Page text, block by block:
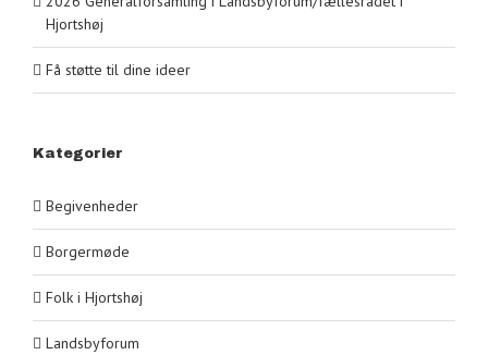
Hjortshøj
Få støtte til dine ideer
Kategorier
Begivenheder
Borgermøde
Folk i Hjortshøj
Landsbyforum